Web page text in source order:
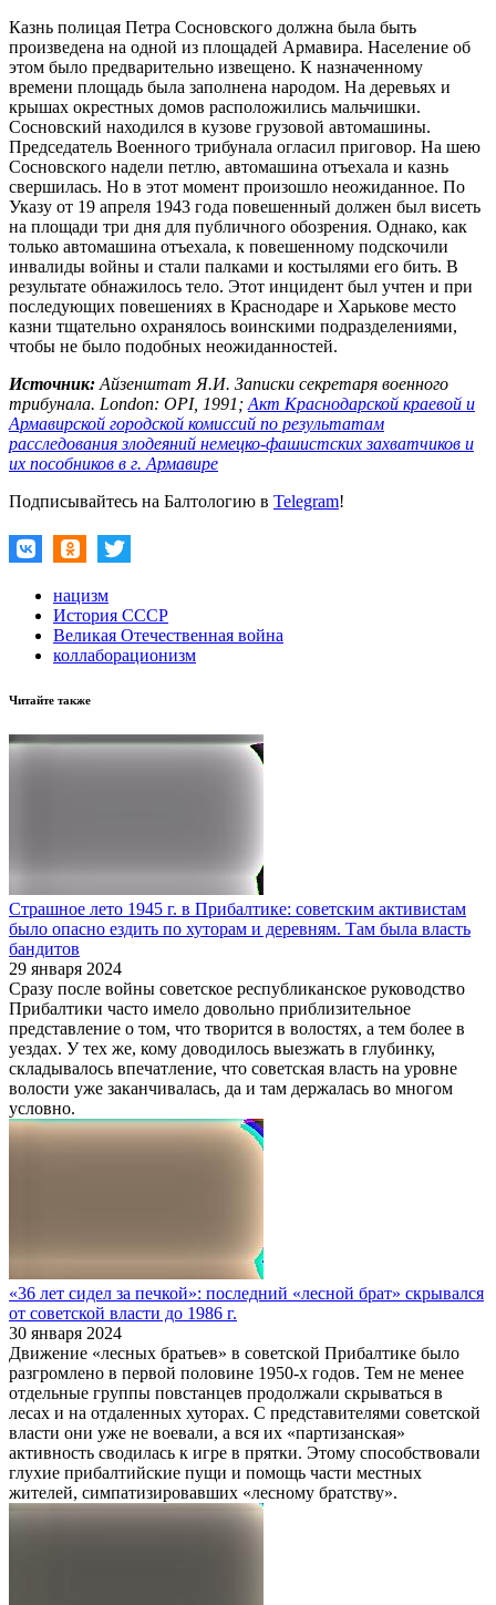
Казнь полицая Петра Сосновского должна была быть
произведена на одной из площадей Армавира. Население об
этом было предварительно извещено. К назначенному
времени площадь была заполнена народом. На деревьях и
крышах окрестных домов расположились мальчишки.
Сосновский находился в кузове грузовой автомашины.
Председатель Военного трибунала огласил приговор. На шею
Сосновского надели петлю, автомашина отъехала и казнь
свершилась. Но в этот момент произошло неожиданное. По
Указу от 19 апреля 1943 года повешенный должен был висеть
на площади три дня для публичного обозрения. Однако, как
только автомашина отъехала, к повешенному подскочили
инвалиды войны и стали палками и костылями его бить. В
результате обнажилось тело. Этот инцидент был учтен и при
последующих повешениях в Краснодаре и Харькове место
казни тщательно охранялось воинскими подразделениями,
чтобы не было подобных неожиданностей.
Источник: Айзенштат Я.И. Записки секретаря военного
трибунала. London: OPI, 1991; Акт Краснодарской краевой и
Армавирской городской комиссий по результатам
расследования злодеяний немецко-фашистских захватчиков и
их пособников в г. Армавире
Подписывайтесь на Балтологию в Telegram!
нацизм
История СССР
Великая Отечественная война
коллаборационизм
Читайте также
Страшное лето 1945 г. в Прибалтике: советским активистам
было опасно ездить по хуторам и деревням. Там была власть
бандитов
29 января 2024
Сразу после войны советское республиканское руководство
Прибалтики часто имело довольно приблизительное
представление о том, что творится в волостях, а тем более в
уездах. У тех же, кому доводилось выезжать в глубинку,
складывалось впечатление, что советская власть на уровне
волости уже заканчивалась, да и там держалась во многом
условно.
«36 лет сидел за печкой»: последний «лесной брат» скрывался
от советской власти до 1986 г.
30 января 2024
Движение «лесных братьев» в советской Прибалтике было
разгромлено в первой половине 1950-х годов. Тем не менее
отдельные группы повстанцев продолжали скрываться в
лесах и на отдаленных хуторах. С представителями советской
власти они уже не воевали, а вся их «партизанская»
активность сводилась к игре в прятки. Этому способствовали
глухие прибалтийские пущи и помощь части местных
жителей, симпатизировавших «лесному братству».